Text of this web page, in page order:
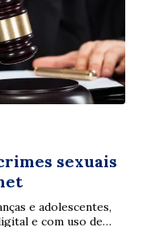
sexuais
e adolescentes,
e com uso de